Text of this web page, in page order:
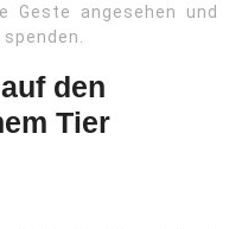
angesehen und
den
Tier